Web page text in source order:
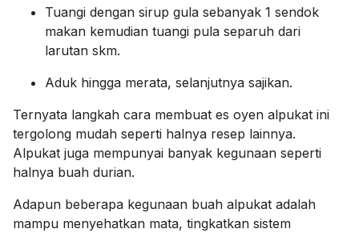
Tuangi dengan sirup gula sebanyak 1 sendok
makan kemudian tuangi pula separuh dari
larutan skm.
Aduk hingga merata, selanjutnya sajikan.
Ternyata langkah cara membuat es oyen alpukat ini
tergolong mudah seperti halnya resep lainnya.
Alpukat juga mempunyai banyak kegunaan seperti
halnya buah durian.
Adapun beberapa kegunaan buah alpukat adalah
mampu menyehatkan mata, tingkatkan sistem